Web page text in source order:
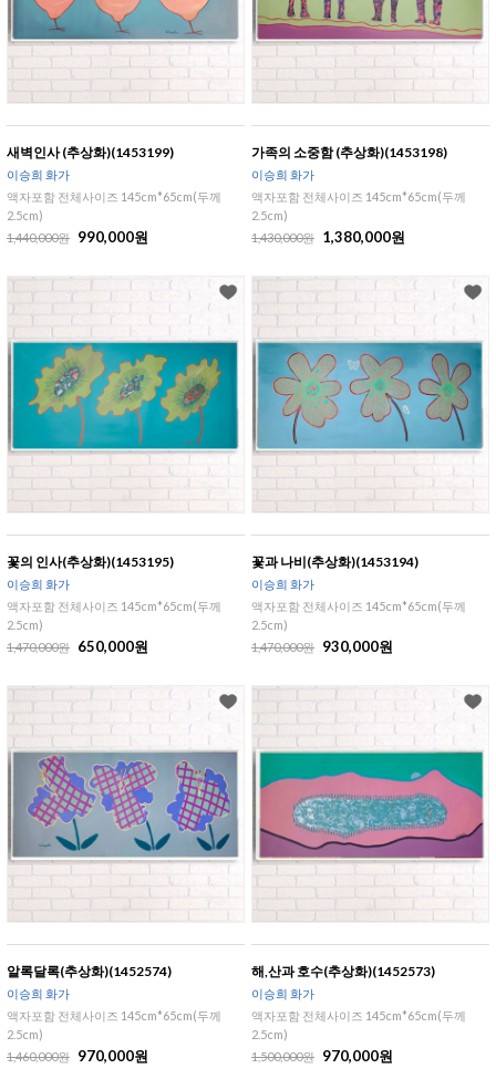
새벽인사 (추상화)(1453199)
이승희 화가
액자포함 전체사이즈 145cm*65cm(두께
2.5cm)
1,440,000원
990,000원
가족의 소중함 (추상화)(1453198)
이승희 화가
액자포함 전체사이즈 145cm*65cm(두께
2.5cm)
1,430,000원
1,380,000원
꽃의 인사(추상화)(1453195)
이승희 화가
액자포함 전체사이즈 145cm*65cm(두께
2.5cm)
1,470,000원
650,000원
꽃과 나비(추상화)(1453194)
이승희 화가
액자포함 전체사이즈 145cm*65cm(두께
2.5cm)
1,470,000원
930,000원
알록달록(추상화)(1452574)
이승희 화가
액자포함 전체사이즈 145cm*65cm(두께
2.5cm)
1,460,000원
970,000원
해,산과 호수(추상화)(1452573)
이승희 화가
액자포함 전체사이즈 145cm*65cm(두께
2.5cm)
1,500,000원
970,000원